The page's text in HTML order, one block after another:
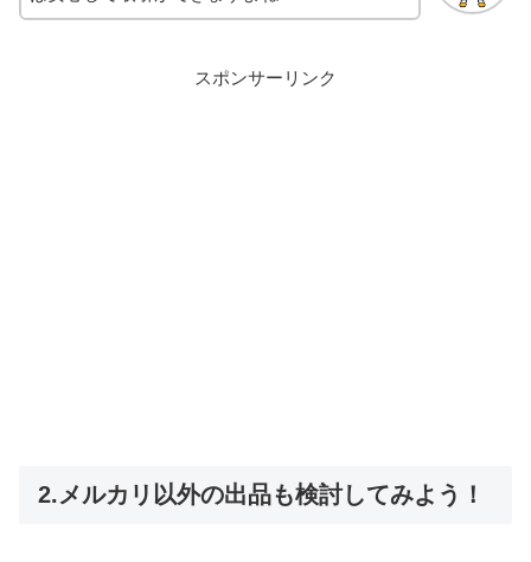
スポンサーリンク
2.メルカリ以外の出品も検討してみよう！